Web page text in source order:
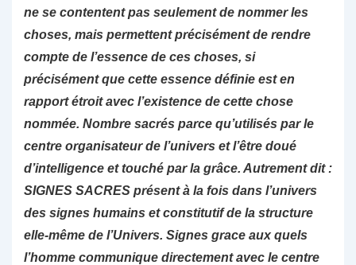
ne se contentent pas seulement de nommer les
choses, mais permettent précisément de rendre
compte de l’essence de ces choses, si
précisément que cette essence définie est en
rapport étroit avec l’existence de cette chose
nommée. Nombre sacrés parce qu’utilisés par le
centre organisateur de l’univers et l’être doué
d’intelligence et touché par la grâce. Autrement dit :
SIGNES SACRES présent à la fois dans l’univers
des signes humains et constitutif de la structure
elle-même de l’Univers. Signes grace aux quels
l’homme communique directement avec le centre